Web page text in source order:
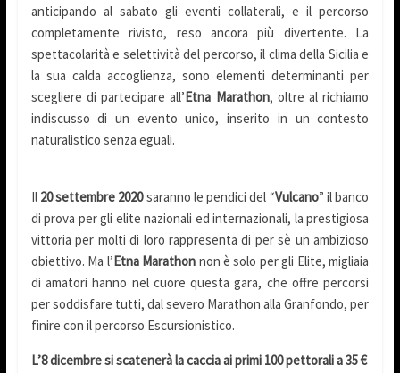
anticipando al sabato gli eventi collaterali, e il percorso
completamente rivisto, reso ancora più divertente. La
spettacolarità e selettività del percorso, il clima della Sicilia e
la sua calda accoglienza, sono elementi determinanti per
scegliere di partecipare all’Etna Marathon, oltre al richiamo
indiscusso di un evento unico, inserito in un contesto
naturalistico senza eguali.
Il 20 settembre 2020saranno le pendici del “Vulcano” il banco
di prova per gli elite nazionali ed internazionali, la prestigiosa
vittoria per molti di loro rappresenta di per sè un ambizioso
obiettivo. Ma l’Etna Marathon non è solo per gli Elite, migliaia
di amatori hanno nel cuore questa gara, che offre percorsi
per soddisfare tutti, dal severo Marathon alla Granfondo, per
finire con il percorso Escursionistico.
L’8 dicembre si scatenerà la caccia ai primi 100 pettorali a 35 €